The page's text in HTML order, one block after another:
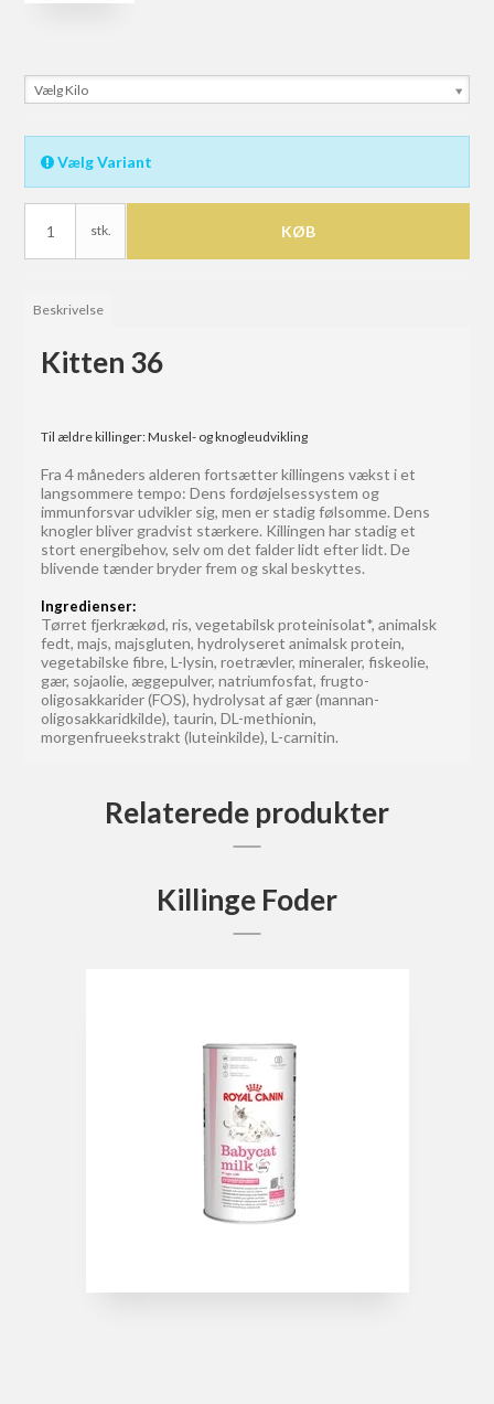
Vælg Kilo
Vælg Variant
stk. KØB
Beskrivelse
Kitten 36
Til ældre killinger: Muskel- og knogleudvikling
Fra 4 måneders alderen fortsætter killingens vækst i et
langsommere tempo: Dens fordøjelsessystem og
immunforsvar udvikler sig, men er stadig følsomme. Dens
knogler bliver gradvist stærkere. Killingen har stadig et
stort energibehov, selv om det falder lidt efter lidt. De
blivende tænder bryder frem og skal beskyttes.
Ingredienser:
Tørret fjerkrækød, ris, vegetabilsk proteinisolat*, animalsk
fedt, majs, majsgluten, hydrolyseret animalsk protein,
vegetabilske fibre, L-lysin, roetrævler, mineraler, fiskeolie,
gær, sojaolie, æggepulver, natriumfosfat, frugto-
oligosakkarider (FOS), hydrolysat af gær (mannan-
oligosakkaridkilde), taurin, DL-methionin,
morgenfrueekstrakt (luteinkilde), L-carnitin.
Relaterede produkter
Killinge Foder